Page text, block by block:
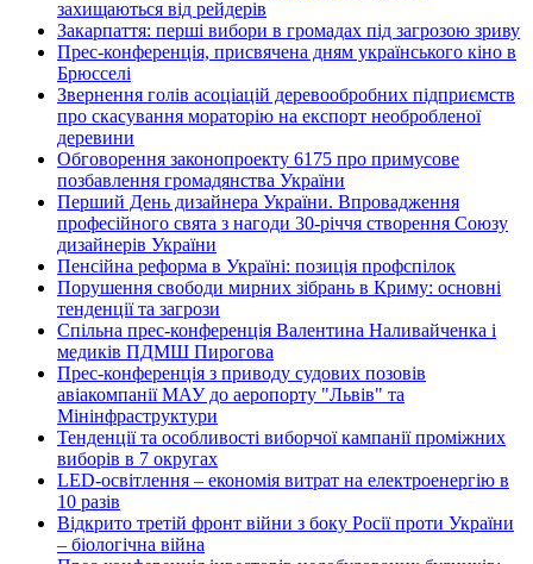
захищаються від рейдерів
Закарпаття: перші вибори в громадах під загрозою зриву
Прес-конференція, присвячена дням українського кіно в
Брюсселі
Звернення голів асоціацій деревообробних підприємств
про скасування мораторію на експорт необробленої
деревини
Обговорення законопроекту 6175 про примусове
позбавлення громадянства України
Перший День дизайнера України. Впровадження
професійного свята з нагоди 30-річчя створення Союзу
дизайнерів України
Пенсійна реформа в Україні: позиція профспілок
Порушення свободи мирних зібрань в Криму: основні
тенденції та загрози
Спільна прес-конференція Валентина Наливайченка і
медиків ПДМШ Пирогова
Прес-конференція з приводу судових позовів
авіакомпанії МАУ до аеропорту "Львів" та
Мінінфраструктури
Тенденції та особливості виборчої кампанії проміжних
виборів в 7 округах
LED-освітлення – економія витрат на електроенергію в
10 разів
Відкрито третій фронт війни з боку Росії проти України
– біологічна війна